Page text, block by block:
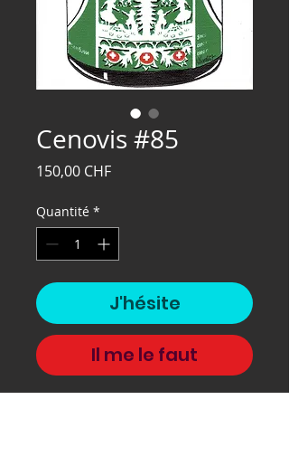
Cenovis #85
150,00 CHFPrix
Quantité *
J'hésite
Il me le faut